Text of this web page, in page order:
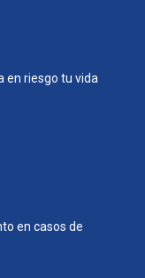
en riesgo tu vida
en casos de